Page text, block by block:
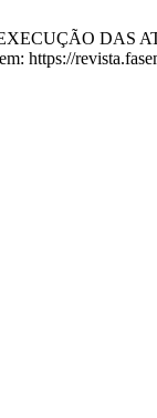
DAS
https://